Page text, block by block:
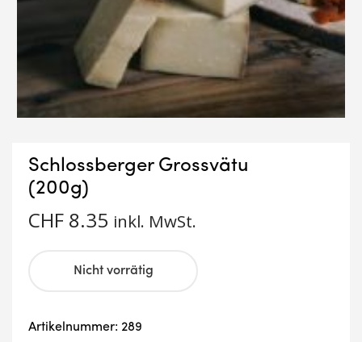
Schlossberger Grossvätu
(200g)
CHF 8.35 inkl. MwSt.
Nicht vorrätig
Artikelnummer: 289